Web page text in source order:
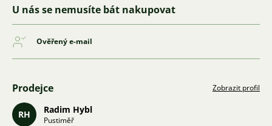
U nás se nemusíte bát nakupovat
Ověřený e-mail
Prodejce Zobrazit profil
RH Radim Hybl
Pustiměř